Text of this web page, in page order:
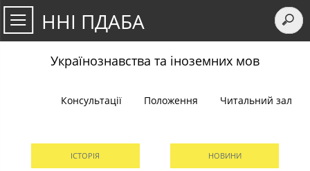
ННІ ПДАБА
Українознавства та іноземних мов
Консультації Положення Читальний зал
ІСТОРІЯ НОВИНИ